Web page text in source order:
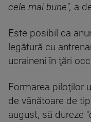
cele mai bune", a
Este posibil ca
legătură cu
ucraineni în ţări
Formarea piloţilor
de vânătoare de
august, să dureze "